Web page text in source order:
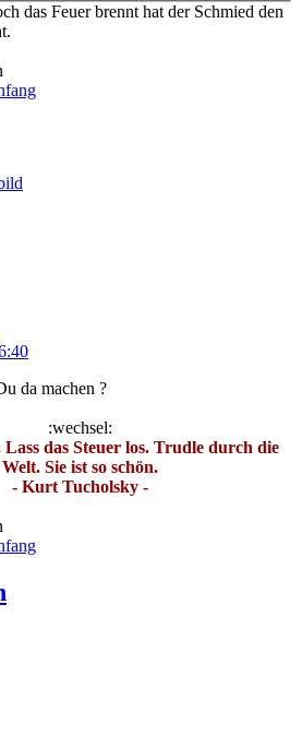
das Feuer brennt hat der Schmied den
da machen ?
:wechsel:
das Steuer los. Trudle durch die
Welt. Sie ist so schön.
- Kurt Tucholsky -